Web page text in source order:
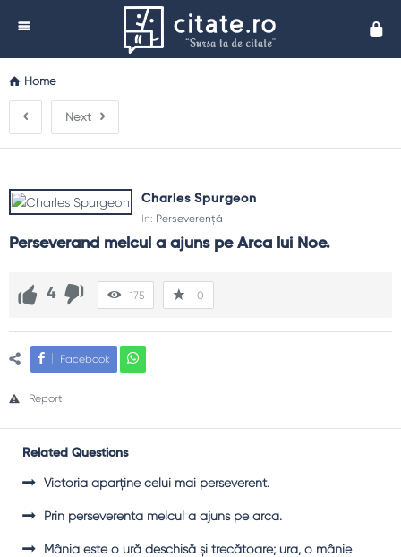
Home
Next
Charles Spurgeon
In: Perseverență
Perseverand melcul a ajuns pe Arca lui Noe.
4 175 0
Facebook
Report
Related Questions
Victoria aparţine celui mai perseverent.
Prin perseverenta melcul a ajuns pe arca.
Mânia este o ură deschisă şi trecătoare; ura, o mânie